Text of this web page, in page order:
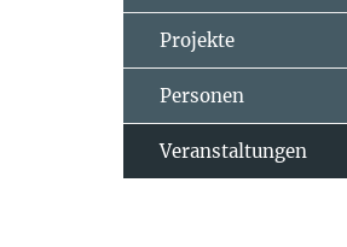
Projekte
Personen
Veranstaltungen